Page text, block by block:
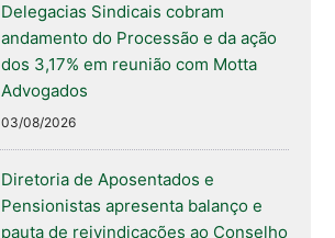
Delegacias Sindicais cobram
andamento do Processão e da ação
dos 3,17% em reunião com Motta
Advogados
03/08/2026
Diretoria de Aposentados e
Pensionistas apresenta balanço e
pauta de reivindicações ao Conselho